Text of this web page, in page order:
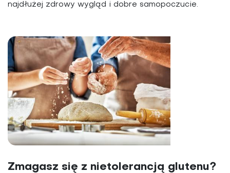
najdłużej zdrowy wygląd i dobre samopoczucie.
Zmagasz się z nietolerancją glutenu?